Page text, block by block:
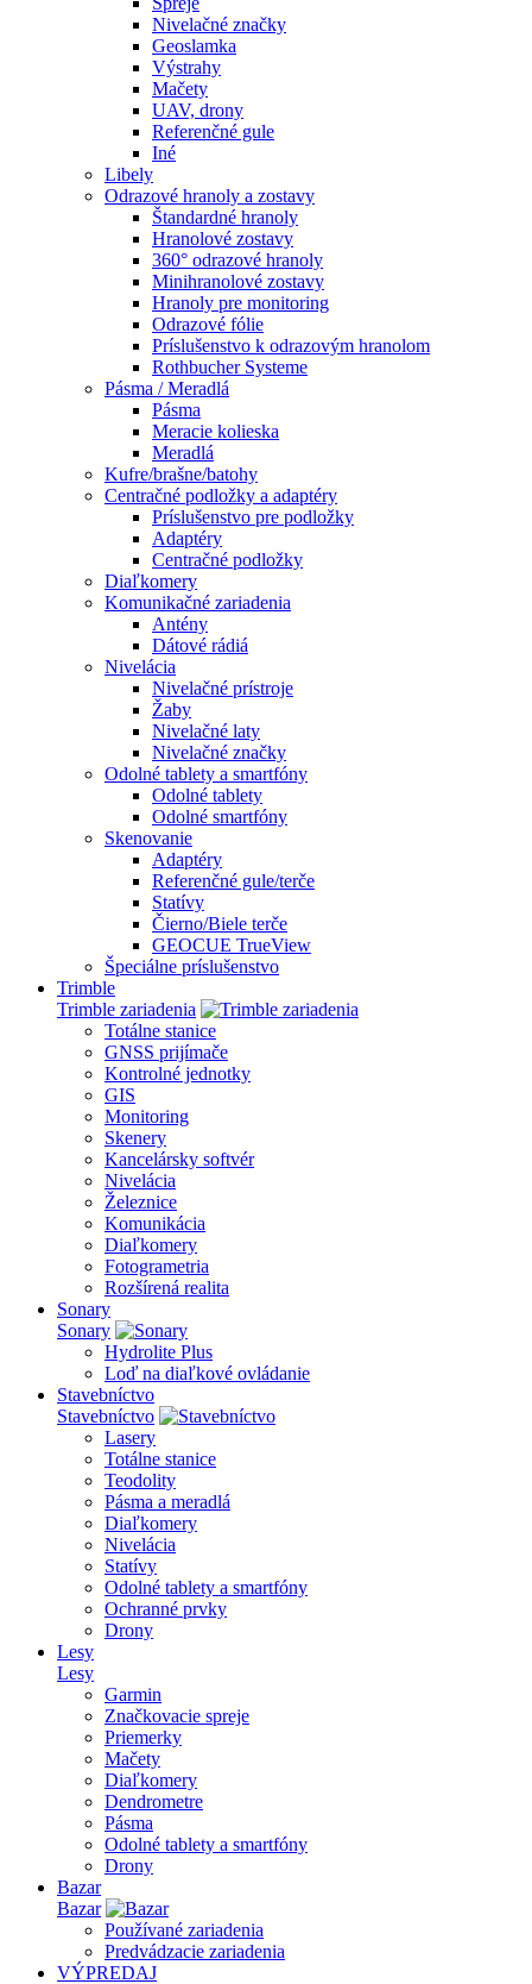
Nivelačné značky
Geoslamka
Výstrahy
Mačety
UAV, drony
Referenčné gule
Iné
Libely
Odrazové hranoly a zostavy
Štandardné hranoly
Hranolové zostavy
360° odrazové hranoly
Minihranolové zostavy
Hranoly pre monitoring
Odrazové fólie
Príslušenstvo k odrazovým hranolom
Rothbucher Systeme
Pásma / Meradlá
Pásma
Meracie kolieska
Meradlá
Kufre/brašne/batohy
Centračné podložky a adaptéry
Príslušenstvo pre podložky
Adaptéry
Centračné podložky
Diaľkomery
Komunikačné zariadenia
Antény
Dátové rádiá
Nivelácia
Nivelačné prístroje
Žaby
Nivelačné laty
Nivelačné značky
Odolné tablety a smartfóny
Odolné tablety
Odolné smartfóny
Skenovanie
Adaptéry
Referenčné gule/terče
Statívy
Čierno/Biele terče
GEOCUE TrueView
Špeciálne príslušenstvo
Trimble
Trimble zariadenia
Totálne stanice
GNSS prijímače
Kontrolné jednotky
GIS
Monitoring
Skenery
Kancelársky softvér
Nivelácia
Železnice
Komunikácia
Diaľkomery
Fotogrametria
Rozšírená realita
Sonary
Sonary
Hydrolite Plus
Loď na diaľkové ovládanie
Stavebníctvo
Stavebníctvo
Lasery
Totálne stanice
Teodolity
Pásma a meradlá
Diaľkomery
Nivelácia
Statívy
Odolné tablety a smartfóny
Ochranné prvky
Drony
Lesy
Lesy
Garmin
Značkovacie spreje
Priemerky
Mačety
Diaľkomery
Dendrometre
Pásma
Odolné tablety a smartfóny
Drony
Bazar
Bazar
Používané zariadenia
Predvádzacie zariadenia
VÝPREDAJ